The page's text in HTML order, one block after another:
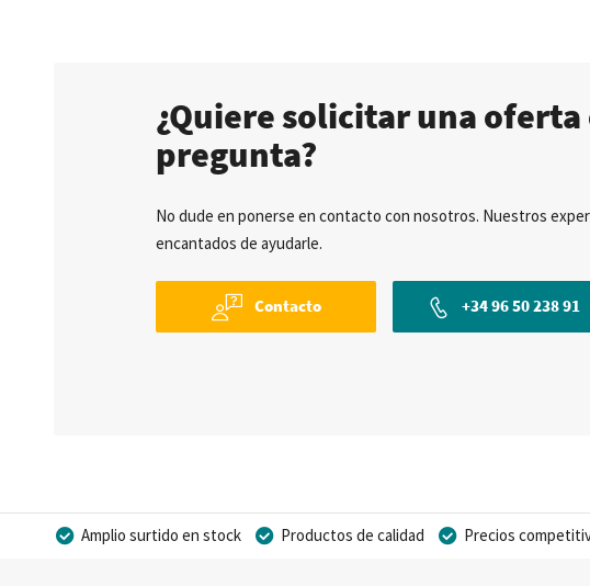
¿Quiere solicitar una
pregunta?
No dude en ponerse en contacto con nosotros. Nuestros
encantados de ayudarle.
Contacto +34 96 50 238 91
Amplio surtido en stock Productos de calidad Precios